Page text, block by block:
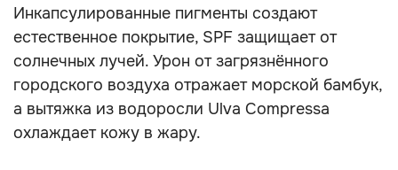
Инкапсулированные пигменты создают
естественное покрытие, SPF защищает от
солнечных лучей. Урон от загрязнённого
городского воздуха отражает морской бамбук,
а вытяжка из водоросли Ulva Compressa
охлаждает кожу в жару.